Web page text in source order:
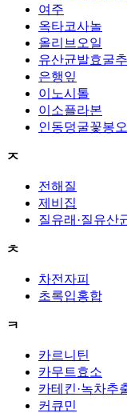
여주
옥타코사놀
올리브오일
유산균발효굴
은행잎
이노시톨
이소플라본
인동덩굴꽃봉오
ㅈ
전해질
제비집
질유래·질유산
ㅊ
차전자피
초록입홍합
ㅋ
카르니틴
카무트효소
카테킨·녹차추
커큐민